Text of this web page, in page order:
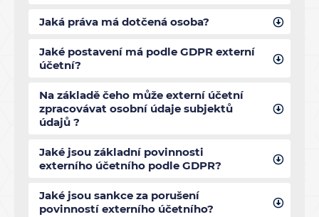
Jaká práva má dotčená osoba?
Jaké postavení má podle GDPR externí
účetní?
Na základě čeho může externí účetní
zpracovávat osobní údaje subjektů
údajů ?
Jaké jsou základní povinnosti
externího účetního podle GDPR?
Jaké jsou sankce za porušení
povinností externího účetního?